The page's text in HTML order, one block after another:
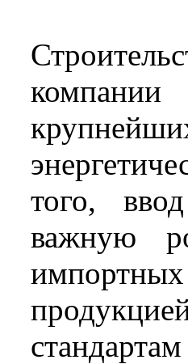
того,
важную
стандартам